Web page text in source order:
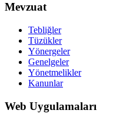
Mevzuat
Tebliğler
Tüzükler
Yönergeler
Genelgeler
Yönetmelikler
Kanunlar
Web Uygulamaları